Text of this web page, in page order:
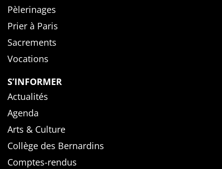
Pèlerinages
Prier à Paris
Sacrements
Vocations
S’INFORMER
Actualités
Agenda
Arts & Culture
Collège des Bernardins
Comptes-rendus